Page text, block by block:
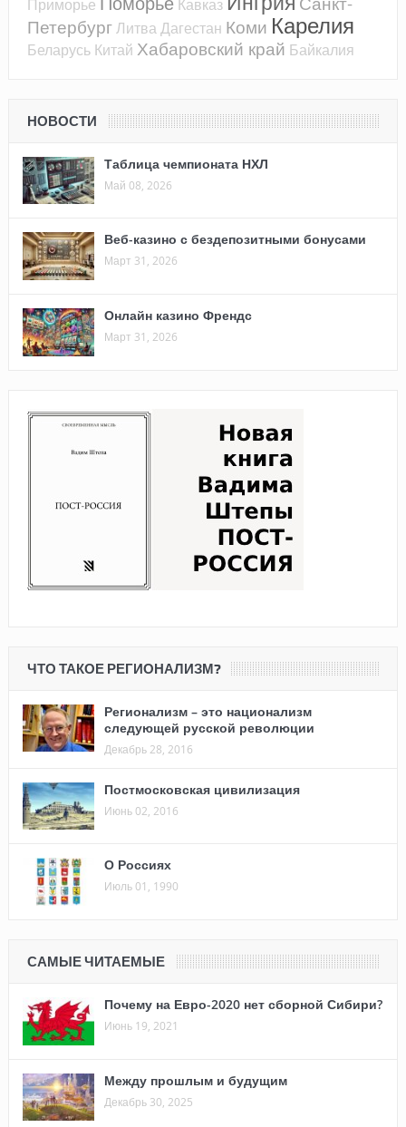
Приморье Кавказ
ПетербургЛитваДагестан Коми Карелия
Беларусь Китай Хабаровский край Байкалия
НОВОСТИ
Таблица чемпионата НХЛ
Май 08, 2026
Веб-казино с бездепозитными бонусами
Март 31, 2026
Онлайн казино Френдс
Март 31, 2026
ЧТО ТАКОЕ РЕГИОНАЛИЗМ?
Регионализм – это национализм
следующей русской революции
Декабрь 28, 2016
Постмосковская цивилизация
Июнь 02, 2016
О Россиях
Июль 01, 1990
САМЫЕ ЧИТАЕМЫЕ
Почему на Евро-2020 нет сборной Сибири?
Июнь 19, 2021
Между прошлым и будущим
Декабрь 30, 2025